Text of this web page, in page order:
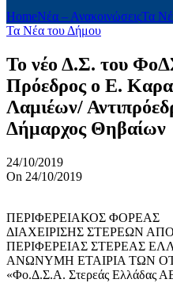
HomeΝέα – ΑνακοινώσειςΤα
Τα Νέα του Δήμου
Το νέο Δ.Σ. του
Πρόεδρος ο Ε.
Λαμιέων/
Δήμαρχος Θηβαίων
24/10/2019
On 24/10/2019
ΠΕΡΙΦΕΡΕΙΑΚΟΣ ΦΟΡΕΑΣ
ΔΙΑΧΕΙΡΙΣΗΣ ΣΤΕΡΕΩΝ
ΠΕΡΙΦΕΡΕΙΑΣ ΣΤΕΡΕΑΣ
ΑΝΩΝΥΜΗ ΕΤΑΙΡΙΑ ΤΩΝ
«Φο.Δ.Σ.Α. Στερεάς Ελλάδας